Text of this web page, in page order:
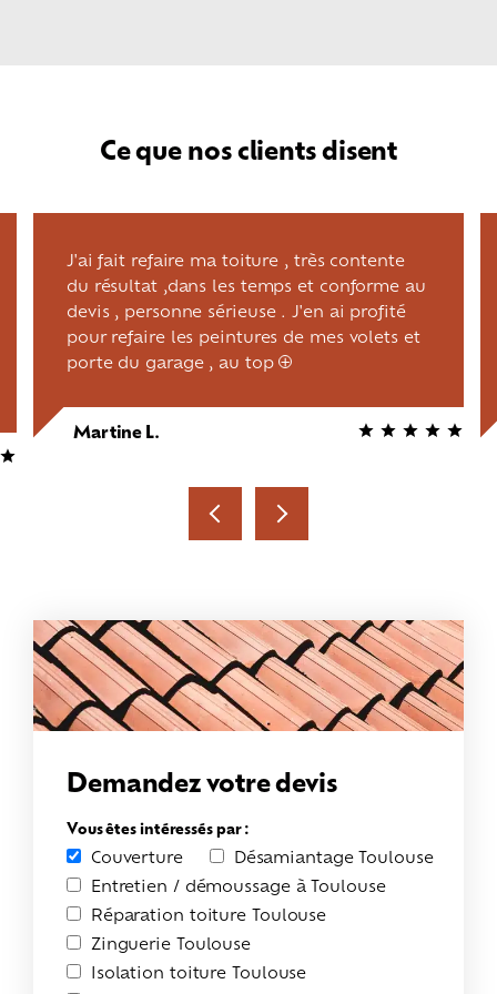
Ce que nos clients disent
Martine L.
J'ai fait refaire ma toiture , très contente
du résultat ,dans les temps et conforme au
devis , personne sérieuse . J'en ai profité
pour refaire les peintures de mes volets et
porte du garage , au top+
Demandez votre devis
Vous êtes intéressés par :
Couverture
Désamiantage Toulouse
Entretien / démoussage à Toulouse
Réparation toiture Toulouse
Zinguerie Toulouse
Isolation toiture Toulouse